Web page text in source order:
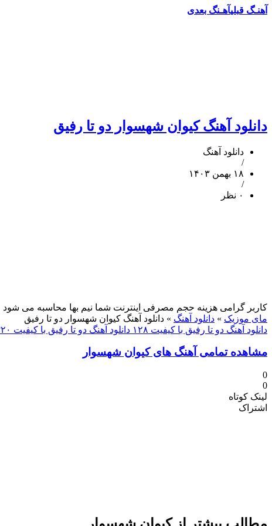
آهنـگ قبلیآهـنگ بعدی
دانلود آهنگ کیوان شهسوار دو تا رفیق
دانلود آهنگ
/
۱۸ بهمن ۱۴۰۳
/
۰ نظر
کاربر گرامی هزینه حجم مصرفی اینترنت شما نیم بها محاسبه می شود
مای موزیک » دانلود آهنگ » دانلود آهنگ کیوان شهسوار دو تا رفیق
دانلود آهنگ دو تا رفیق با کیفیت ۱۲۸
دانلود آهنگ دو تا رفیق با کیفیت ۳۲۰
مشاهده تمامی آهنگ های کیوان شهسوار
0
0
لینک کوتاه
اشتراک